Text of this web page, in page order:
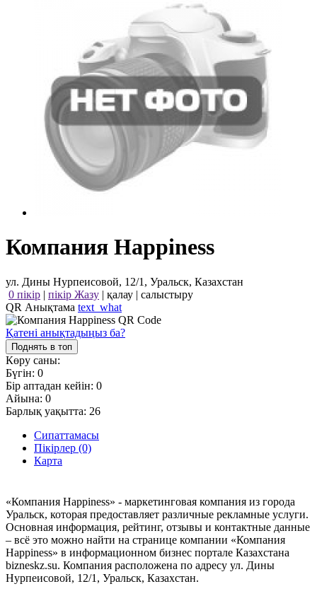
Компания Happiness
ул. Дины Нурпеисовой, 12/1, Уральск, Казахстан
0 пікір | пікір Жазу | қалау | салыстыру
QR Анықтама text_what
Қатені анықтадыңыз ба?
Поднять в топ
Көру саны:
Бүгін: 0
Бір аптадан кейін: 0
Айына: 0
Барлық уақытта: 26
Сипаттамасы
Пікірлер (0)
Карта
«Компания Happiness» - маркетинговая компания из города
Уральск, которая предоставляет различные рекламные услуги.
Основная информация, рейтинг, отзывы и контактные данные
– всё это можно найти на странице компании «Компания
Happiness» в информационном бизнес портале Казахстана
bizneskz.su. Компания расположена по адресу ул. Дины
Нурпеисовой, 12/1, Уральск, Казахстан.